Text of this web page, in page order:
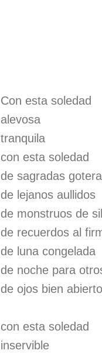
Con esta soledad
alevosa
tranquila
con esta soledad
de sagradas
de lejanos aullidos
de monstruos de
de recuerdos al
de luna congelada
de noche para
de ojos bien
con esta soledad
inservible